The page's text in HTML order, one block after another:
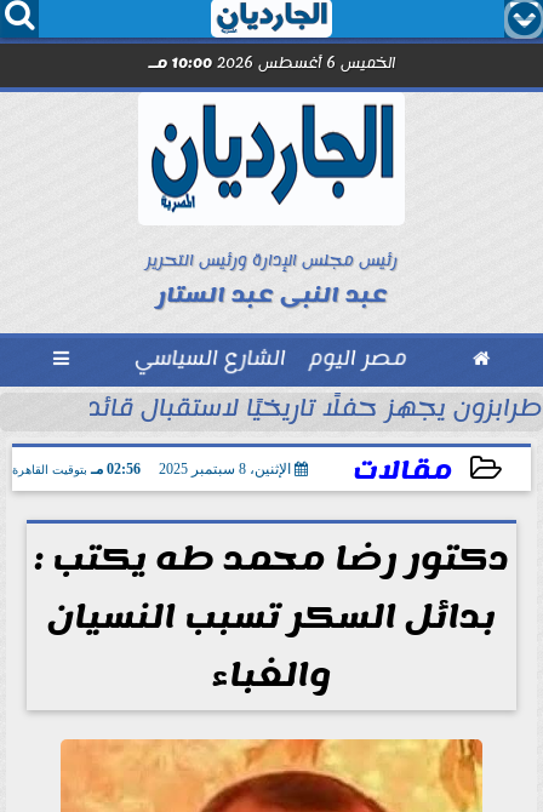
  
الخميس 6 أغسطس 2026 10:00 مـ
رئيس مجلس الإدارة ورئيس التحرير
عبد النبى عبد الستار
 مصر اليوم الشارع السياسي 
طرابزون يجهز حفلًا تاريخيًا لاستقبال قائد
مقالات الإثنين، 8 سبتمبر 2025 02:56 مـ بتوقيت القاهرة
2025-09-08 14:56:43
دكتور رضا محمد طه يكتب :
بدائل السكر تسبب النسيان
والغباء